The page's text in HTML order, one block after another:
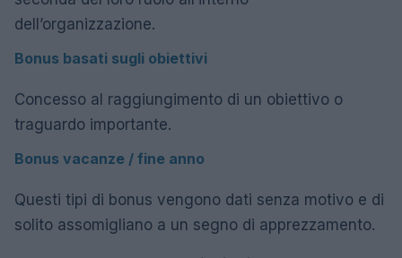
dell’organizzazione.
Bonus basati sugli obiettivi
Concesso al raggiungimento di un obiettivo o
traguardo importante.
Bonus vacanze / fine anno
Questi tipi di bonus vengono dati senza motivo e di
solito assomigliano a un segno di apprezzamento.